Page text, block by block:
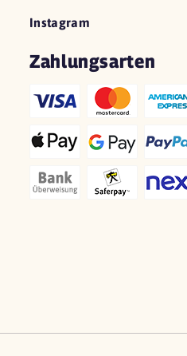
Instagram
Zahlungsarten